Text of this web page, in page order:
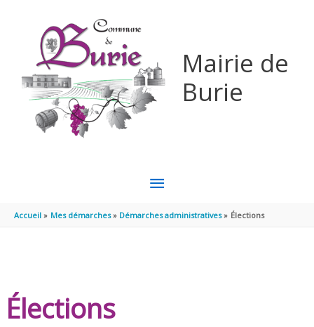
Mairie de
Burie
MENU
PRINCIPAL
Accueil Mes démarches Démarches administratives Élections
Élections